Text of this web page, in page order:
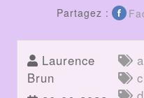
Partagez :
Laurence
Brun